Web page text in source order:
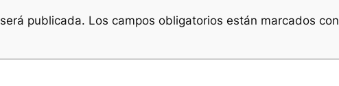
publicada. Los campos obligatorios están marcados con